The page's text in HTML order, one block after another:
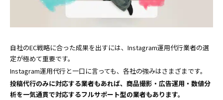
自社のEC戦略に合った成果を出すには、Instagram運用代行業者の選
定が極めて重要です。
Instagram運用代行と一口に言っても、各社の強みはさまざまです。
投稿代行のみに対応する業者もあれば、商品撮影・広告運用・数値分
析を一気通貫で対応するフルサポート型の業者もあります。